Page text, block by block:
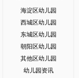
海淀区幼儿园
西城区幼儿园
东城区幼儿园
朝阳区幼儿园
其他区幼儿园
幼儿园资讯